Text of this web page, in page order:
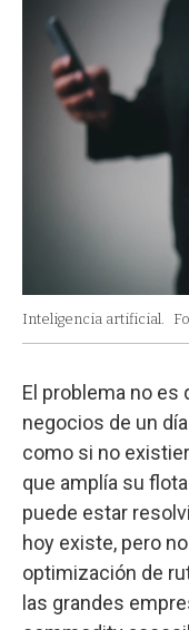
Inteligencia artificial.
El problema no es
negocios de un
como si no
que amplía su
puede estar
hoy existe, pero
optimización de
las grandes